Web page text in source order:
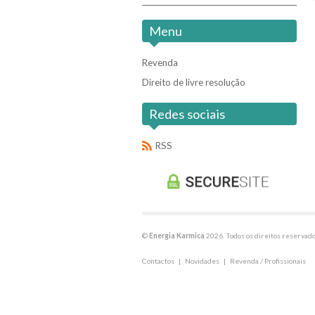
Menu
Revenda
Direito de livre resolução
Redes sociais
RSS
©Energia Karmica 2026. Todos os direitos
Contactos | Novidades | Revenda / Profissionais